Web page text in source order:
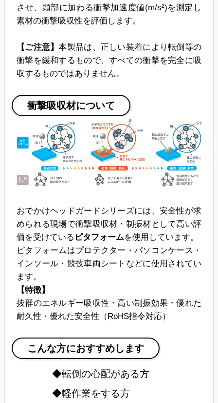
させ、頭部に加わる衝撃加速度値(m/s²)を測定し
素材の衝撃吸収性を評価します。
【ご注意】本製品は、正しい装着により転倒等の
衝撃を緩和するもので、すべての衝撃を完全に吸
収するものではありません。
衝撃吸収材について
おでかけヘッドガードシリーズには、安全性が求
められる現場で衝撃吸収材・制振材として高い評
価を受けている ピタフォームを使用しています。
ピタフォームはプロテクター・パソコンケース・
インソール・競技車両シートなどに使用されてい
ます。
【特徴】
抜群のエネルギー吸収性・高い制振効果・優れた
耐久性・優れた安全性（RoHS指令対応）
こんな方におすすめします
転倒の心配がある方
軽作業をする方